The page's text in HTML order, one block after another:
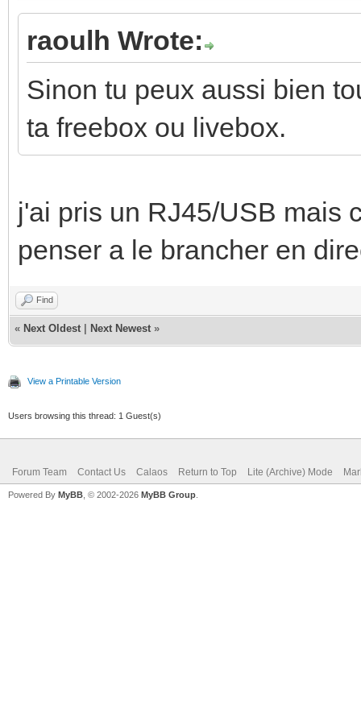
raoulh Wrote:
Sinon tu peux aussi bien
ta freebox ou livebox.
j'ai pris un RJ45/USB mais
penser a le brancher en
Find
« Next Oldest Next Newest »
View a Printable Version
Users browsing this thread: 1 Guest(s)
Forum Team Contact Us Calaos Return to Top Lite (Archive) Mode
Powered By MyBB , © 2002-2026 MyBB Group